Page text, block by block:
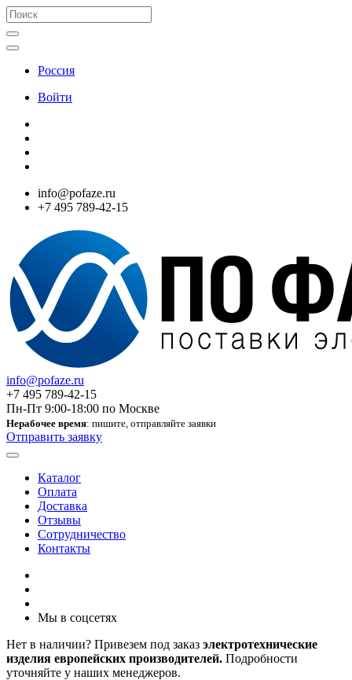
Россия
Войти
info@pofaze.ru
+7 495 789-42-15
info@pofaze.ru
+7 495 789-42-15
Пн-Пт 9:00-18:00 по Москве
Нерабочее время: пишите, отправляйте заявки
Отправить заявку
Каталог
Оплата
Доставка
Отзывы
Сотрудничество
Контакты
Мы в соцсетях
Нет в наличии? Привезем под заказ электротехнические
изделия европейских производителей. Подробности
уточняйте у наших менеджеров.